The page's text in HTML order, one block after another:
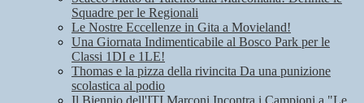
Squadre per le Regionali
Le Nostre Eccellenze in Gita a Movieland!
Una Giornata Indimenticabile al Bosco Park per le
Classi 1DI e 1LE!
Thomas e la pizza della rivincita Da una punizione
scolastica al podio